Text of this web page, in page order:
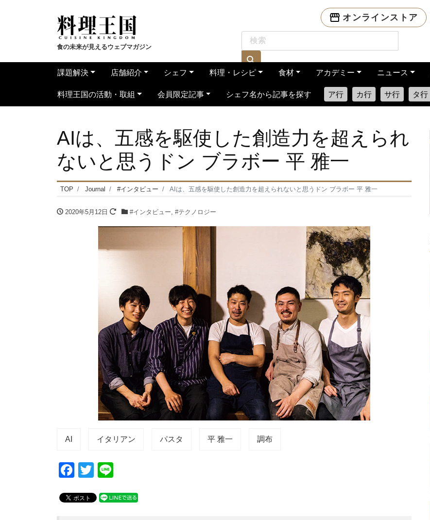
食の未来が見えるウェブマガジン
オンラインストア
課題解決 店舗紹介 シェフ 料理・レシピ 食材 アカデミー ニュース
料理王国の活動・取組 会員限定記事 シェフ名から記事を探す ア行 カ行 サ行 タ行
AIは、五感を駆使した創造力を超えられ
ないと思うドン ブラボー 平 雅一
TOP Journal #インタビュー AIは、五感を駆使した創造力を超えられないと思うドン ブラボー 平 雅一
2020年5月12日 #インタビュー, #テクノロジー
AI イタリアン パスタ 平 雅一 調布
F
c
T
tt
e